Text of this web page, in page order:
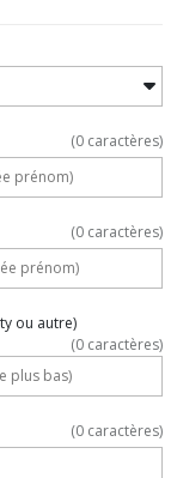
(0 caractères)
(0 caractères)
ou autre)
(0 caractères)
(0 caractères)